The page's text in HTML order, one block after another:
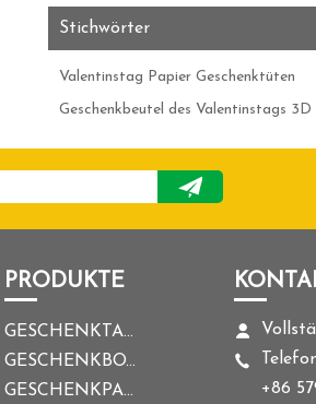
Stichwörter
Valentinstag Papier Geschenktüten
Geschenkbeutel des Valentinstags 3D
PRODUKTE
GESCHENKTASCHE
GESCHENKBOX
GESCHENKPAPIER
+86